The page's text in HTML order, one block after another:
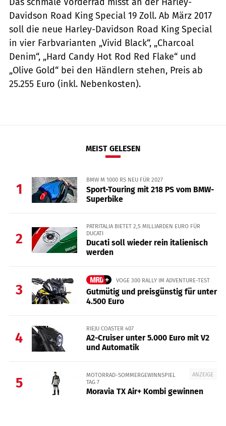
Davidson Road King Special 19 Zoll. Ab März 2017
soll die neue Harley-Davidson Road King Special
in vier Farbvarianten „Vivid Black“, „Charcoal
Denim“, „Hard Candy Hot Rod Red Flake“ und
„Olive Gold“ bei den Händlern stehen, Preis ab
25.255 Euro (inkl. Nebenkosten).
MEIST GELESEN
1
BMW M 1000 RS NEU FÜR 2027
Sport-Touring mit 218 PS vom BMW-
Superbike
2
PATRITALIA BIETET 2,5 MILLIARDEN EURO FÜR
DUCATI
Ducati soll wieder rein italienisch
werden
3
VOGE 300 RALLY IM ADVENTURE-TEST
Gutmütig und preisgünstig für unter
4.500 Euro
4
RIEJU COASTER 407
A2-Cruiser unter 5.000 Euro mit V2
und Automatik
5
ANZEIGE
MOTORRAD-SOMMERGEWINNSPIEL
TAG 7
Moravia TX Air+ Kombi gewinnen